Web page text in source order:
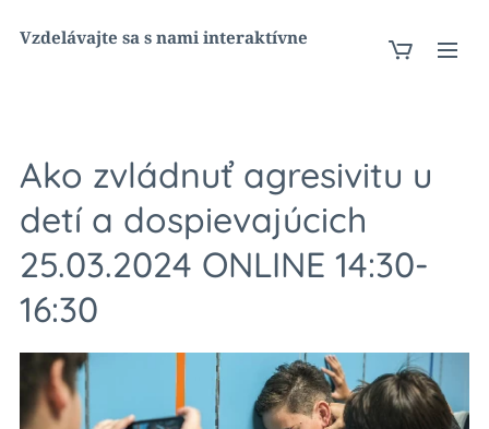
Vzdelávajte sa s nami interaktívne
Ako zvládnuť agresivitu u
detí a dospievajúcich
25.03.2024 ONLINE 14:30-
16:30